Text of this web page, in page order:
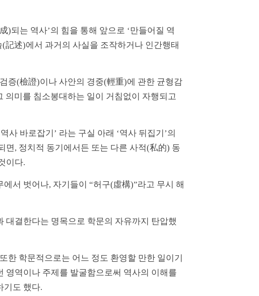
)되는 역사’의 힘을 통해 앞으로 ‘만들어질 역
記述)에서 과거의 사실을 조작하거나 인간행태
증(檢證)이나 사안의 경중(輕重)에 관한 균형감
의미를 침소봉대하는 일이 거침없이 자행되고
사 바로잡기’ 라는 구실 아래 ‘역사 뒤집기’의
면, 정치적 동기에서든 또는 다른 사적(私的) 동
이다.
서 벗어나, 자기들이 “허구(虛構)”라고 무시 해
대결한다는 명목으로 학문의 자유까지 탄압했
한 학문적으로는 어느 정도 환영할 만한 일이기
영역이나 주제를 발굴함으로써 역사의 이해를
기도 했다.